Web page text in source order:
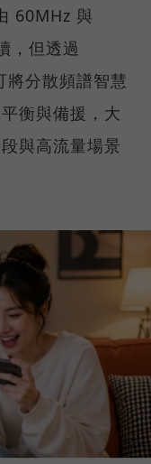
60MHz 與
，但透過
將分散頻譜智慧
衡與備援，大
與高流量場景